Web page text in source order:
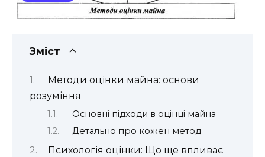
Зміст
Методи оцінки майна: основи
розуміння
Основні підходи в оцінці майна
Детально про кожен метод
Психологія оцінки: Що ще впливає